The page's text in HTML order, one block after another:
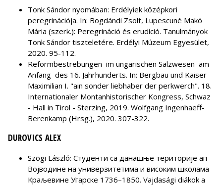
Tonk Sándor nyomában: Erdélyiek középkori
peregrinációja. In: Bogdándi Zsolt, Lupescuné Makó
Mária (szerk.): Peregrináció és erudíció. Tanulmányok
Tonk Sándor tiszteletére. Erdélyi Múzeum Egyesület,
2020. 95-112.
Reformbestrebungen im ungarischen Salzwesen am
Anfang des 16. Jahrhunderts. In: Bergbau und Kaiser
Maximilian I. "ain sonder liebhaber der perkwerch". 18.
Internationaler Montanhistorischer Kongress, Schwaz
- Hall in Tirol - Sterzing, 2019. Wolfgang Ingenhaeff-
Berenkamp (Hrsg.), 2020. 307-322.
DUROVICS ALEX
Szögi László: Студенти са данашње територије ап
Војводине на универзитетима и високим школама
Краљевине Угарске 1736–1850. Vajdasági diákok a